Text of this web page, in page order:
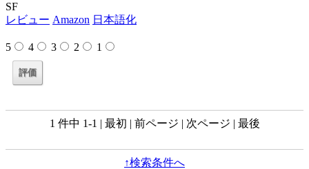
SF
レビュー Amazon 日本語化
5 4 3 2 1
1 件中 1-1 | 最初 | 前ページ | 次ページ | 最後
↑検索条件へ